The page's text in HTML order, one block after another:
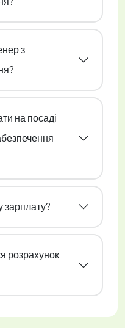
з
на посаді
розрахунок